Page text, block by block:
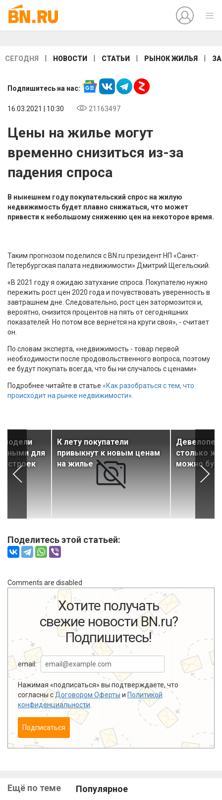
СЕГОДНЯ НОВОСТИ СТАТЬИ РЫНОК ЖИЛЬЯ
Подпишитесь на нас:
16.03.2021 | 10:30 21163497
Цены на жилье могут
временно снизиться из-за
падения спроса
В нынешнем году покупательский спрос на жилую
недвижимость будет плавно снижаться, что может
привести к небольшому снижению цен на некоторое время.
Таким прогнозом поделился с BN.ru президент НП «Санкт-
Петербургская палата недвижимости» Дмитрий Щегельский.
«В 2021 году я ожидаю затухание спроса. Покупателю нужно
пережить рост цен 2020 года и почувствовать уверенность в
завтрашнем дне. Следовательно, рост цен затормозится и,
вероятно, снизится процентов на пять от сегодняшних
показателей. Но потом все вернется на круги своя», - считает
он.
По словам эксперта, «недвижимость - товар первой
необходимости после продовольственного вопроса, поэтому
ее будут покупать всегда, что бы ни случалось с ценами».
Подробнее читайте в статье «Как разобраться с тем, что
происходит на рынке недвижимости»
модели
для
строек
К лету покупатели
привыкнут к новым ценам
на жилье
столько
можно
Поделитесь этой статьей:
Comments are disabled
Хотите получать
свежие новости BN.ru?
Подпишитесь!
email:
Нажимая «подписаться» вы подтверждаете, что
согласны сДоговором Оферты и Политикой
конфиденциальности
Подписаться
Ещё по теме Популярное